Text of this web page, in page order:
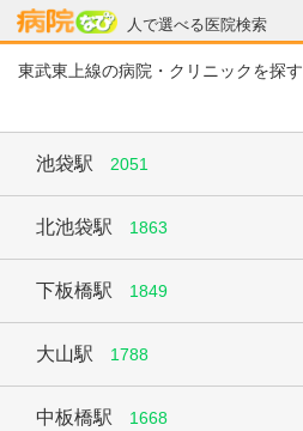
人で選べる医院検索
病院なび
東武東上線の病院・クリニックを探す
池袋駅 2051
北池袋駅 1863
下板橋駅 1849
大山駅 1788
中板橋駅 1668